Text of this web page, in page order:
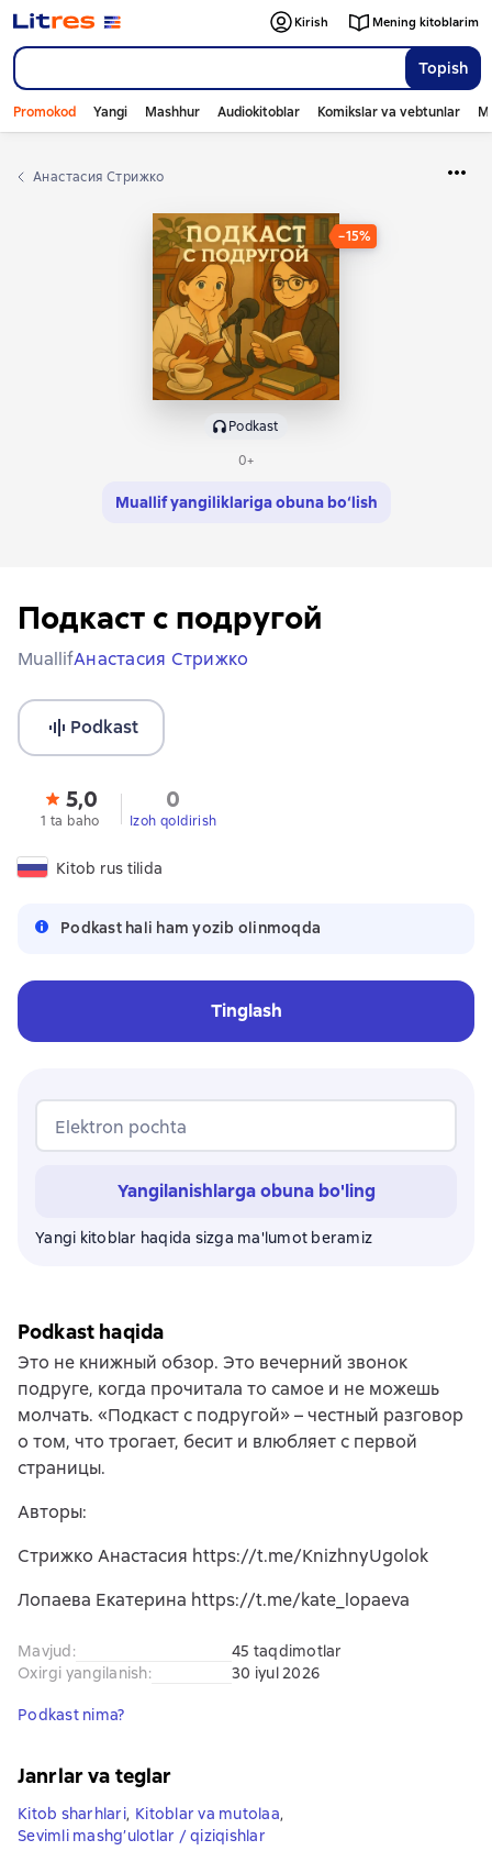
Topish
Kirish Mening kitoblarim
Promokod Yangi Mashhur Audiokitoblar Komikslar va vebtunlar
Анастасия Стрижко
−15%
Podkast
0+
Muallif yangiliklariga obuna bo‘lish
Подкаст с подругой
MuallifАнастасия Стрижко
Podkast
5,0
1 ta baho
0
Izoh qoldirish
Kitob rus tilida
Podkast hali ham yozib olinmoqda
Tinglash
Elektron pochta
Yangilanishlarga obuna bo'ling
Yangi kitoblar haqida sizga ma'lumot beramiz
Podkast haqida
Это не книжный обзор. Это вечерний звонок
подруге, когда прочитала то самое и не можешь
молчать. «Подкаст с подругой» – честный разговор
о том, что трогает, бесит и влюбляет с первой
страницы.
Авторы:
Стрижко Анастасия https://t.me/KnizhnyUgolok
Лопаева Екатерина https://t.me/kate_lopaeva
Mavjud:
45 taqdimotlar
Oxirgi yangilanish: 30 iyul 2026
Podkast nima?
Janrlar va teglar
Kitob sharhlari, Kitoblar va mutolaa,
Sevimli mashg’ulotlar / qiziqishlar